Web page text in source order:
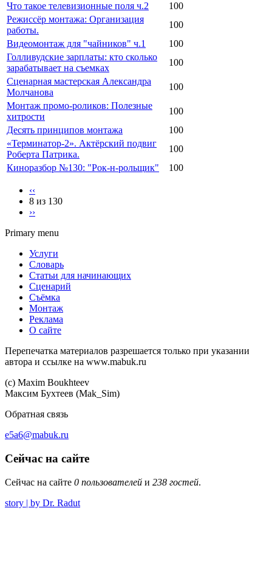
Что такое телевизионные поля ч.2
100
Режиссёр монтажа: Организация
работы.
100
Видеомонтаж для "чайников" ч.1
100
Голливудские зарплаты: кто сколько
зарабатывает на съемках
100
Сценарная мастерская Александра
Молчанова
100
Монтаж промо-роликов: Полезные
хитрости
100
Десять принципов монтажа
100
«Терминатор-2». Актёрский подвиг
Роберта Патрика.
100
Киноразбор №130: "Рок-н-рольщик"
100
‹‹
8 из 130
››
Primary menu
Услуги
Словарь
Статьи для начинающих
Сценарий
Съёмка
Монтаж
Реклама
О сайте
Перепечатка материалов разрешается только при указании
автора и ссылке на www.mabuk.ru
(c) Maхim Boukhteev
Максим Бухтеев (Mak_Sim)
Обратная связь
e5a6@mabuk.ru
Сейчас на сайте
Сейчас на сайте 0 пользователей и 238 гостей.
story | by Dr. Radut